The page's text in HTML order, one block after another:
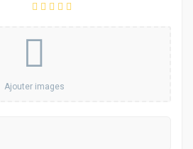
Ajouter images